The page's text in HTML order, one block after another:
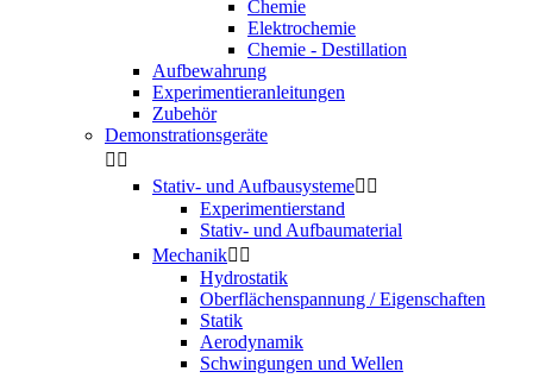
Chemie
Elektrochemie
Chemie - Destillation
Aufbewahrung
Experimentieranleitungen
Zubehör
Demonstrationsgeräte
 
Stativ- und Aufbausysteme 
Experimentierstand
Stativ- und Aufbaumaterial
Mechanik 
Hydrostatik
Oberflächenspannung / Eigenschaften
Statik
Aerodynamik
Schwingungen und Wellen